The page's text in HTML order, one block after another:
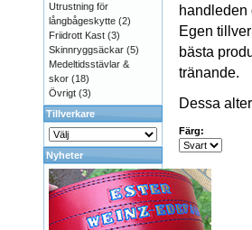
handleden
Egen
bästa
tränande.
Dessa
Färg:
Utrustning för
långbågeskytte (2)
Friidrott Kast (3)
Skinnryggsäckar (5)
Medeltidsstävlar &
skor (18)
Övrigt (3)
Tillverkare
Nyheter